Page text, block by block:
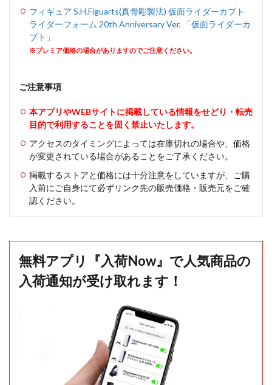
フィギュア S.H.Figuarts(真骨彫製法) 仮面ライダーカブト
ライダーフォーム 20th Anniversary Ver. 「仮面ライダーカ
ブト」
※プレミア価格の場合がありますのでご注意ください。
ご注意事項
本アプリやWEBサイトに掲載している情報をせどり・転売
目的で利用することを固く禁止いたします。
アクセスのタイミングによっては在庫切れの場合や、価格
が変更されている場合があることをご了承ください。
掲載するストアと価格には十分注意をしていますが、ご購
入前にご自身にて必ずリンク先の販売価格・販売元をご確
認ください。
無料アプリ『入荷Now』で人気商品の
入荷通知が受け取れます！